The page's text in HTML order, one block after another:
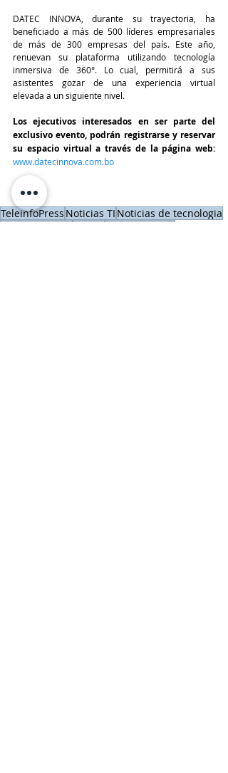
DATEC INNOVA, durante su trayectoria, ha
beneficiado a más de 500 líderes empresariales
de más de 300 empresas del país. Este año,
renuevan su plataforma utilizando tecnología
inmersiva de 360°. Lo cual, permitirá a sus
asistentes gozar de una experiencia virtual
elevada a un siguiente nivel.
Los ejecutivos interesados en ser parte del
exclusivo evento, podrán registrarse y reservar
su espacio virtual a través de la página web:
www.datecinnova.com.bo
TeleinfoPress Noticias TI Noticias de tecnologia